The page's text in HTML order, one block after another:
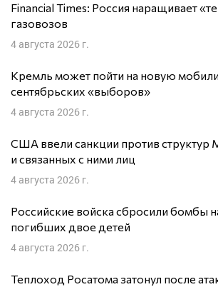
Financial Times: Россия наращивает
газовозов
4 августа 2026 г.
Кремль может пойти на новую
сентябрьских «выборов»
4 августа 2026 г.
США ввели санкции против
и связанных с ними лиц
4 августа 2026 г.
Российские войска сбросили бомбы
погибших двое детей
4 августа 2026 г.
Теплоход Росатома затонул после